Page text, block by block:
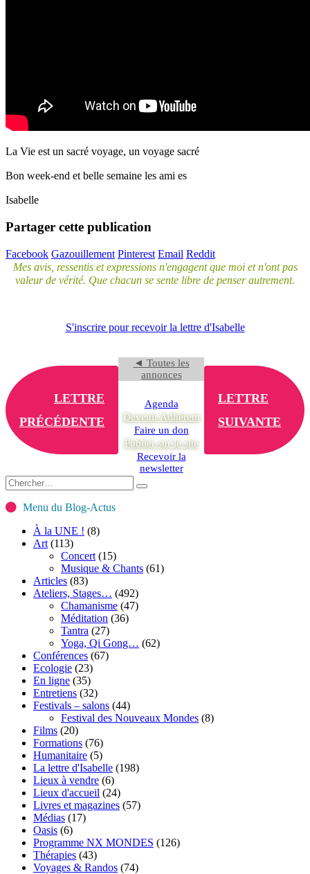
La Vie est un sacré voyage, un voyage sacré
Bon week-end et belle semaine les ami es
Isabelle
Partager cette publication
Facebook Gazouillement Pinterest Email Reddit
Mes avis, ressentis et expressions n'engagent que moi et n'ont pas
valeur de vérité. Que chacun se sente libre de penser autrement.
S'inscrire pour recevoir la lettre d'Isabelle
LETTRE
PRÉCÉDENTE
LETTRE
SUIVANTE
◄ Toutes les
annonces
Agenda
Devenir Adhérent
Faire un don
Publier sur le site
Recevoir la
newsletter
Menu du Blog-Actus
À la UNE ! (8)
Art (113)
Concert (15)
Musique & Chants (61)
Articles (83)
Ateliers, Stages… (492)
Chamanisme (47)
Méditation (36)
Tantra (27)
Yoga, Qi Gong… (62)
Conférences (67)
Ecologie (23)
En ligne (35)
Entretiens (32)
Festivals – salons (44)
Festival des Nouveaux Mondes (8)
Films (20)
Formations (76)
Humanitaire (5)
La lettre d'Isabelle (198)
Lieux à vendre (6)
Lieux d'accueil (24)
Livres et magazines (57)
Médias (17)
Oasis (6)
Programme NX MONDES (126)
Thérapies (43)
Voyages & Randos (74)